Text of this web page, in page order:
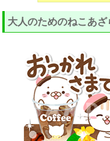
大人のためのねこあ